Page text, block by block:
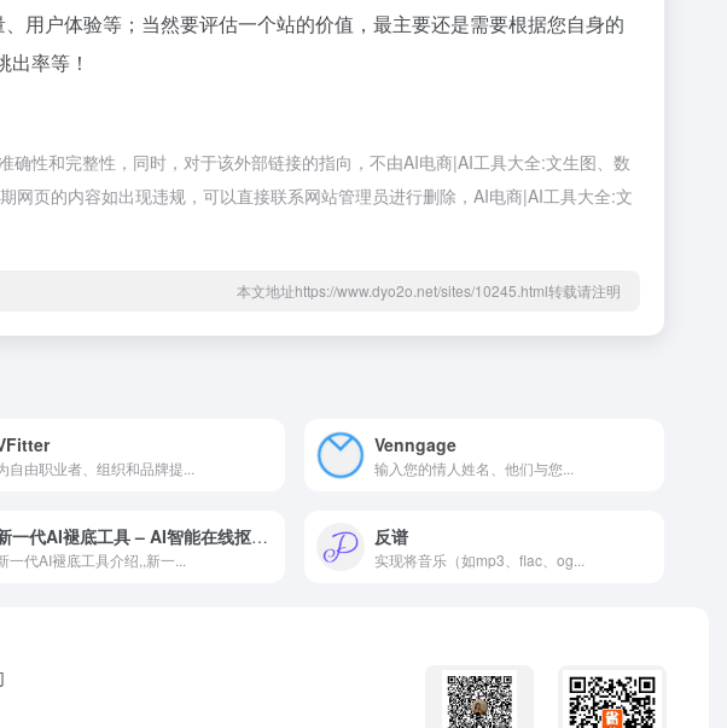
用户体验等；当然要评估一个站的价值，最主要还是需要根据您自身的
率等！
性和完整性，同时，对于该外部链接的指向，不由AI电商|AI工具大全:文生图、数
页的内容如出现违规，可以直接联系网站管理员进行删除，AI电商|AI工具大全:文
本文地址https://www.dyo2o.net/sites/10245.html转载请注明
自由职业者、组织和品牌提...
Venngage
输入您的情人姓名、他们与您...
新一代AI褪底工具 – AI智能在线抠图去除背景
一代AI褪底工具介绍,,新一...
反谱
实现将音乐（如mp3、flac、og...